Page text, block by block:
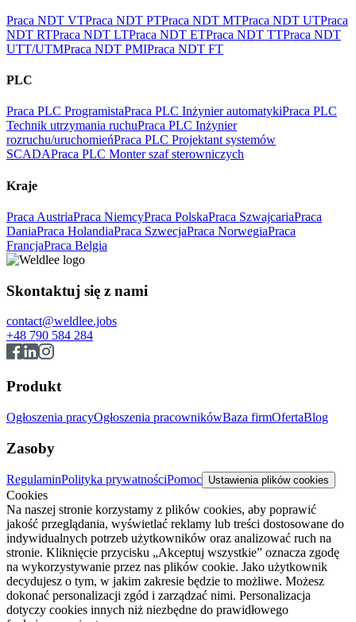
Praca NDT VTPraca NDT PTPraca NDT MTPraca NDT UTPraca
NDT RTPraca NDT LTPraca NDT ETPraca NDT TTPraca NDT
UTT/UTMPraca NDT PMIPraca NDT FT
PLC
Praca PLC ProgramistaPraca PLC Inżynier automatykiPraca PLC
Technik utrzymania ruchuPraca PLC Inżynier
rozruchu/uruchomieńPraca PLC Projektant systemów
SCADAPraca PLC Monter szaf sterowniczych
Kraje
Praca AustriaPraca NiemcyPraca PolskaPraca SzwajcariaPraca
DaniaPraca HolandiaPraca SzwecjaPraca NorwegiaPraca
FrancjaPraca Belgia
Skontaktuj się z nami
contact@weldlee.jobs
+48 790 584 284
Produkt
Ogłoszenia pracyOgłoszenia pracownikówBaza firmOfertaBlog
Zasoby
RegulaminPolityka prywatnościPomoc Ustawienia plików cookies
Cookies
Na naszej stronie korzystamy z plików cookies, aby poprawić
jakość przeglądania, wyświetlać reklamy lub treści dostosowane do
indywidualnych potrzeb użytkowników oraz analizować ruch na
stronie. Kliknięcie przycisku „Akceptuj wszystkie” oznacza zgodę
na wykorzystywanie przez nas plików cookie. Jako użytkownik
decydujesz o tym, w jakim zakresie będzie to możliwe. Możesz
dokonać personalizacji zgód i zarządzać nimi. Personalizacja
dotyczy cookies innych niż niezbędne do prawidłowego